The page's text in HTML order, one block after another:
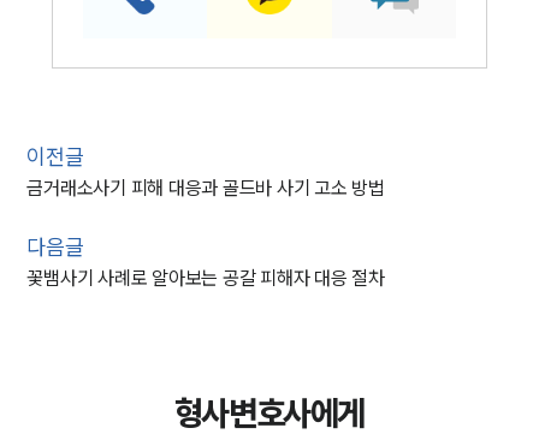
이전글
금거래소사기 피해 대응과 골드바 사기 고소 방법
다음글
꽃뱀사기 사례로 알아보는 공갈 피해자 대응 절차
형사변호사에게